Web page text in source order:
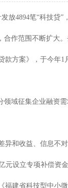
笔“科技贷”
作范围不断扩大
方案》，于今年
征集企业融资需
收益、信息不对
元设立专项补偿资
建省科技型中小